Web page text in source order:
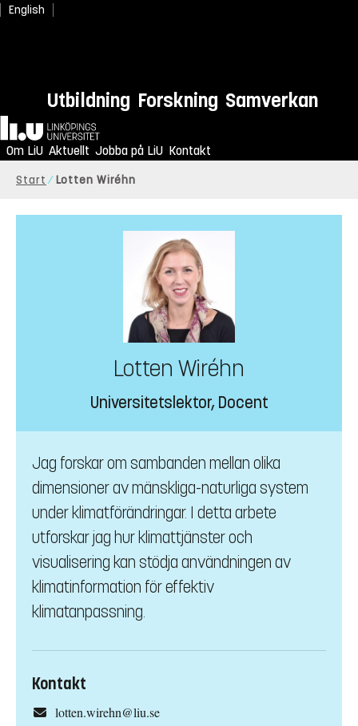
English
Utbildning Forskning Samverkan
Hem
Om LiU Aktuellt Jobba på LiU Kontakt
Start Lotten Wiréhn
Lotten Wiréhn
Universitetslektor, Docent
Jag forskar om sambanden mellan olika
dimensioner av mänskliga-naturliga system
under klimatförändringar. I detta arbete
utforskar jag hur klimattjänster och
visualisering kan stödja användningen av
klimatinformation för effektiv
klimatanpassning.
Kontakt
lotten.wirehn@liu.se